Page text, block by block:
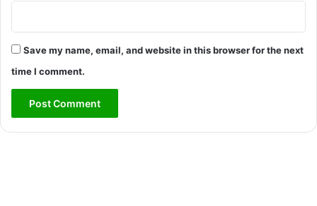
Save my name, email, and website in this browser for the next
time I comment.